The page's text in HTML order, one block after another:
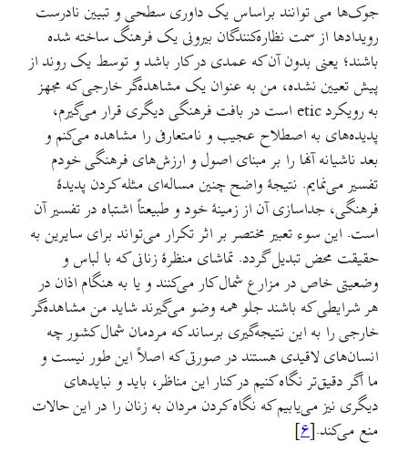
جوک‌ها می توانند براساس یک داوری سطحی و تبیین نادرست
رویدادها از سمت نظاره‌کنندگان بیرونی یک فرهنگ ساخته شده
باشند؛ یعنی بدون آن که عمدی در کار باشد و توسط یک روند از
پیش تعیین نشده، من به عنوان یک مشاهده‌گر خارجی که مجهز
به رویکرد etic است در بافت فرهنگی دیگری قرار می‌گیرم،
پدیده‌های به اصطلاح عجیب و نامتعارفی را مشاهده می‌کنم و
بعد ناشیانه آنها را بر مبنای اصول و ارزش‌های فرهنگی خودم
تفسیر می‌نمایم. نتیجهٔ واضح چنین مساله‌ای مثله کردن پدیدهٔ
فرهنگی، جداسازی آن از زمینهٔ خود و طبیعتاً اشتباه در تفسیر آن
است. این سوء تعبیر مختصر بر اثر تکرار می‌تواند برای سایرین به
حقیقت محض تبدیل گردد. تماشای منظرهٔ زنانی که با لباس و
وضعیتی خاص در مزارع شمال کار می‌کنند و یا به هنگام اذان در
هر شرایطی که باشند جلو همه وضو می‌گیرند شاید من مشاهده‌گر
خارجی را به این نتیجه‌گیری برساند که مردمان شمال کشور چه
انسان‌های لاقیدی هستند در صورتی که اصلاً این طور نیست و
ما اگر دقیق‌تر نگاه کنیم در کنار این مناظر، باید و نبایدهای
دیگری نیز می‌یابیم که نگاه کردن مردان به زنان را در این حالات
منع می‌کند.[۶]